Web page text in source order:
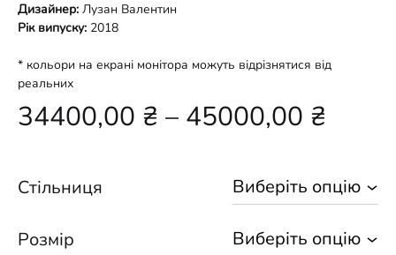
Дизайнер: Лузан Валентин
Рік випуску: 2018
* кольори на екрані монітора можуть відрізнятися від
реальних
34400,00 ₴ – 45000,00 ₴
Стільниця
Розмір